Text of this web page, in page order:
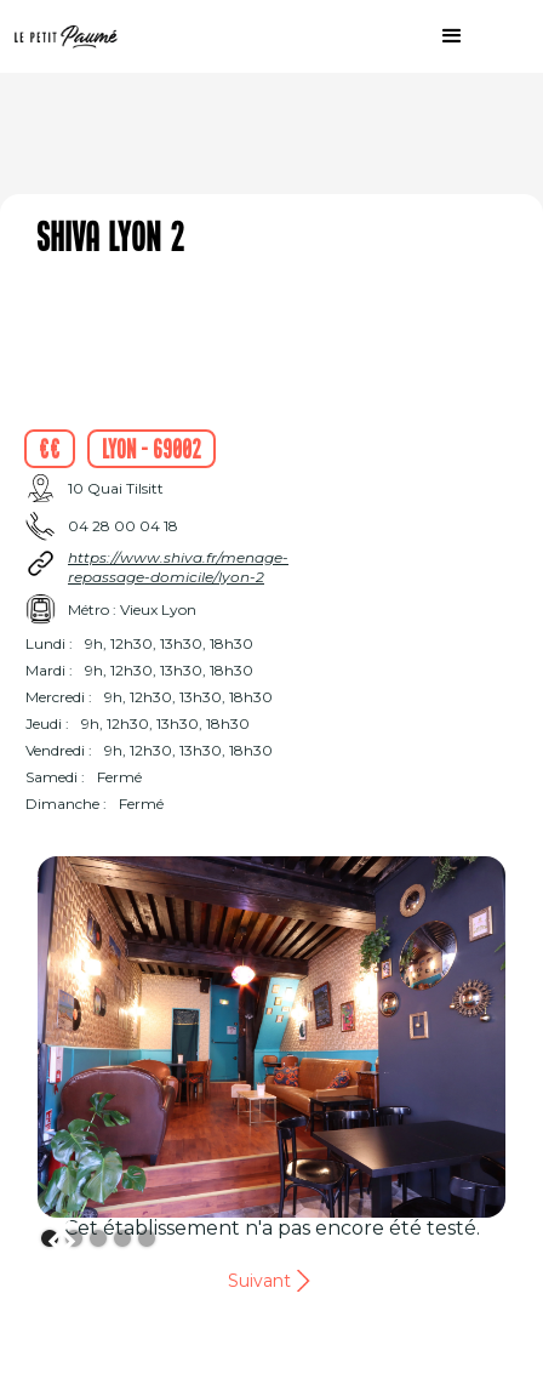
Shiva Lyon 2
€€ Lyon - 69002
10 Quai Tilsitt
04 28 00 04 18
https://www.shiva.fr/menage-
repassage-domicile/lyon-2
Métro : Vieux Lyon
Lundi :
9h, 12h30, 13h30, 18h30
Mardi :
9h, 12h30, 13h30, 18h30
Mercredi :
9h, 12h30, 13h30, 18h30
Jeudi :
9h, 12h30, 13h30, 18h30
Vendredi :
9h, 12h30, 13h30, 18h30
Samedi :
Fermé
Dimanche :
Fermé
Cet établissement n'a pas encore été testé.
Suivant